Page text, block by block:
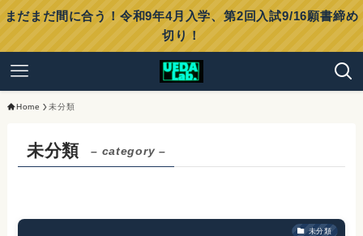
まだまだ間に合う！令和9年4月入学、第2回入試9/16願書締め
切り！
Home 未分類
未分類 – category –
未分類